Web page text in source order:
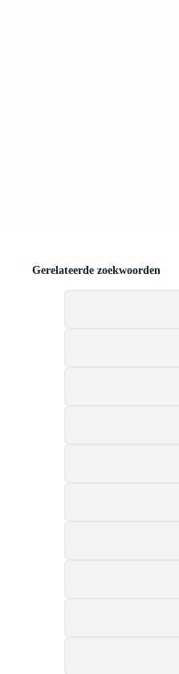
Gerelateerde zoekwoorden